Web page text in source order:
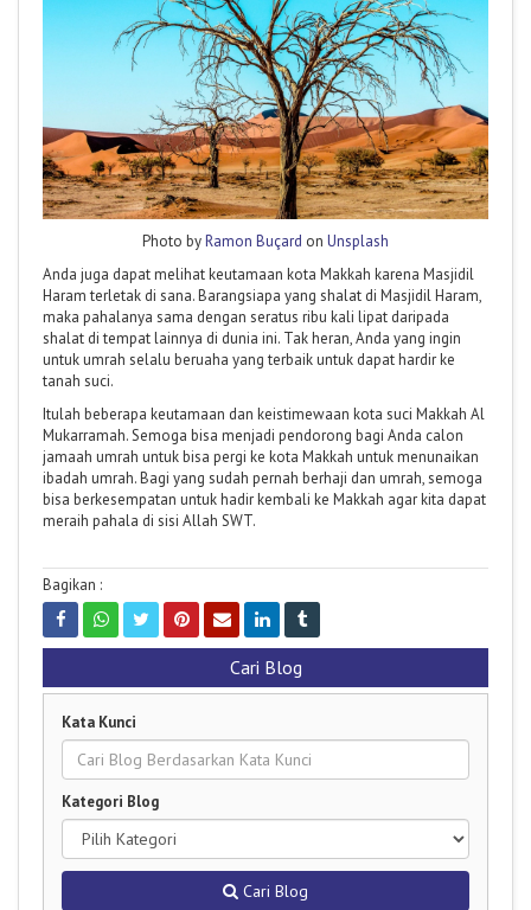
Photo byRamon Buçard on Unsplash
Anda juga dapat melihat keutamaan kota Makkah karena Masjidil
Haram terletak di sana. Barangsiapa yang shalat di Masjidil Haram,
maka pahalanya sama dengan seratus ribu kali lipat daripada
shalat di tempat lainnya di dunia ini. Tak heran, Anda yang ingin
untuk umrah selalu beruaha yang terbaik untuk dapat hardir ke
tanah suci.
Itulah beberapa keutamaan dan keistimewaan kota suci Makkah Al
Mukarramah. Semoga bisa menjadi pendorong bagi Anda calon
jamaah umrah untuk bisa pergi ke kota Makkah untuk menunaikan
ibadah umrah. Bagi yang sudah pernah berhaji dan umrah, semoga
bisa berkesempatan untuk hadir kembali ke Makkah agar kita dapat
meraih pahala di sisi Allah SWT.
Bagikan :
Cari Blog
Kata Kunci
Kategori Blog
Cari Blog